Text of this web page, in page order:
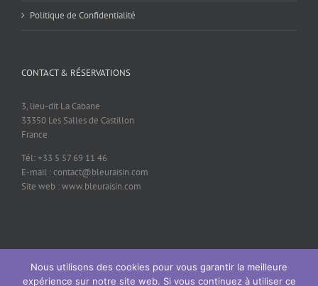
Politique de Confidentialité
CONTACT & RÉSERVATIONS
3, lieu-dit La Cabane
33350 Les Salles de Castillon
France
Tél: +33 5 57 69 11 46
E-mail : contact@bleuraisin.com
Site web : www.bleuraisin.com
© 2026 Bleu Raisin - contact@bleuraisin.com - +33 (0)5 57 69 11 46
Nous utilisons des cookies pour vous garantir la meilleure
expérience sur notre site web. Si vous continuez à utiliser ce